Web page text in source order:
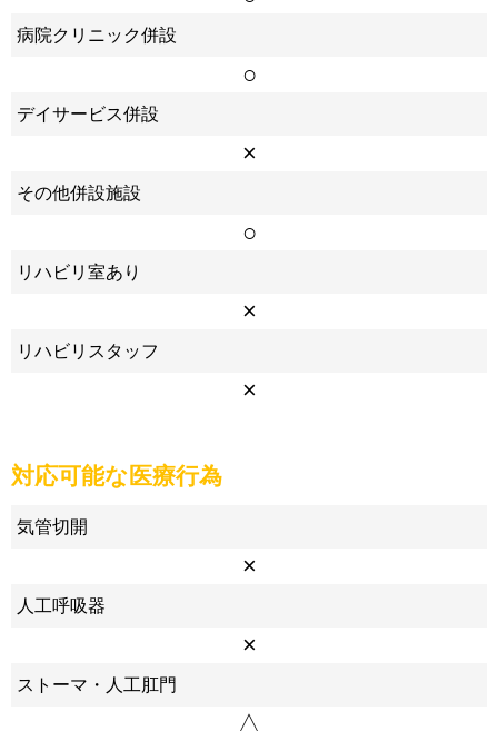
病院クリニック併設
○
デイサービス併設
×
その他併設施設
○
リハビリ室あり
×
リハビリスタッフ
×
対応可能な医療行為
気管切開
×
人工呼吸器
×
ストーマ・人工肛門
△